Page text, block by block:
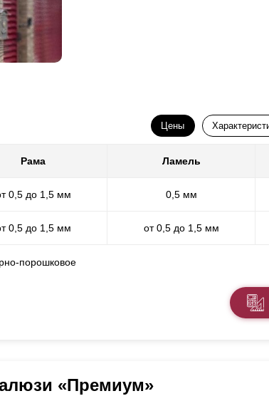
Цены
Рама Ламель
0,5 до 1,5 мм 0,5 мм
0,5 до 1,5 мм от 0,5 до 1,5 мм
порошковое
«Премиум»